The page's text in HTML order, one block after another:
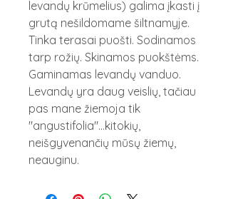
levandų krūmelius) galima įkasti į
grutą nešildomame šiltnamyje.
Tinka terasai puošti. Sodinamos
tarp rožių. Skinamos puokštėms.
Gaminamas levandų vanduo.
Levandų yra daug veislių, tačiau
pas mane žiemoja tik
"angustifolia"...kitokių,
neišgyvenančių mūsų žiemų,
neauginu.